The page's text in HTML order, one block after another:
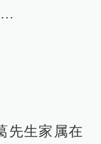
先生家属在